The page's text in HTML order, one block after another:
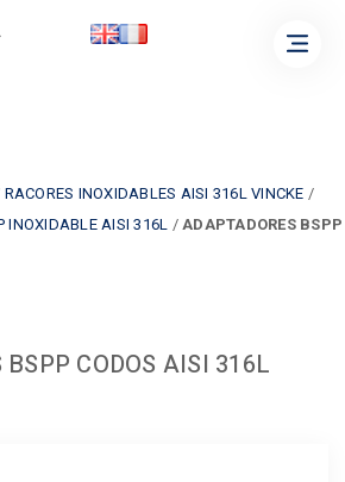
RACORES INOXIDABLES AISI 316L VINCKE /
INOXIDABLE AISI 316L / ADAPTADORES BSPP
CODOS AISI 316L